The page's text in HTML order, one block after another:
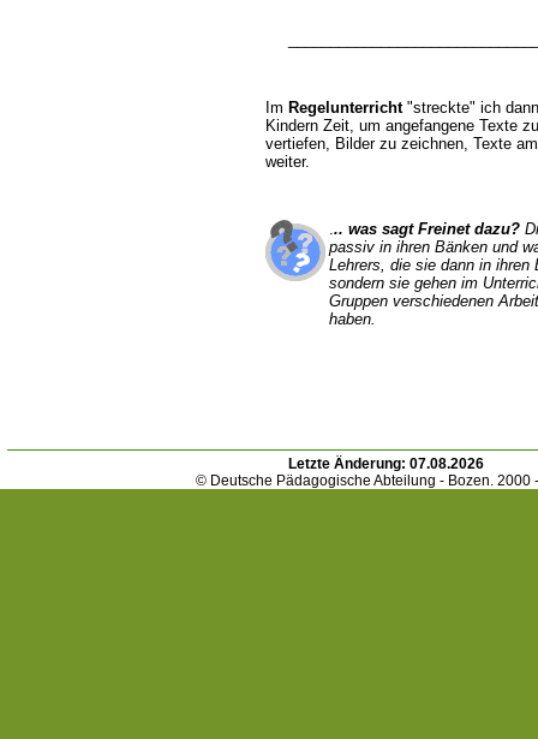
Im Regelunterricht"streckte" ich
Kindern Zeit, um angefangene Texte
vertiefen, Bilder zu zeichnen, Texte
weiter.
... was sagt Freinet dazu?
passiv in ihren Bänken und
Lehrers, die sie dann in ihren
sondern sie gehen im
Gruppen verschiedenen
haben.
Letzte Änderung: 07.08.2026
© Deutsche Pädagogische Abteilung - Bozen. 2000